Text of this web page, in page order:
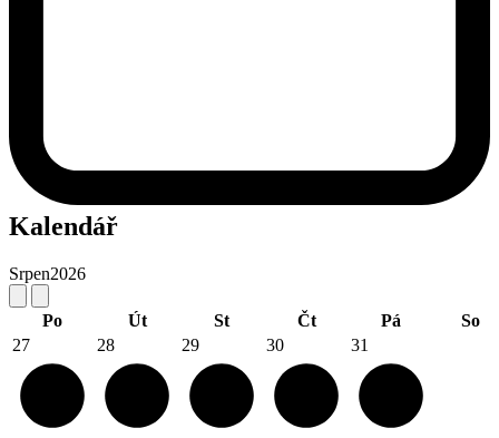
Kalendář
Srpen2026
Po Út St Čt Pá
So
27
28 29 30 31